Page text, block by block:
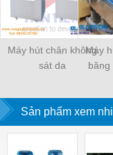
Máy hút chân không
sát da
Máy
băng
Sản phẩm xem